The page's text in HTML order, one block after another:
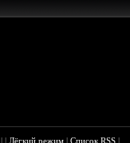
||Лёгкий режим |Список RSS |